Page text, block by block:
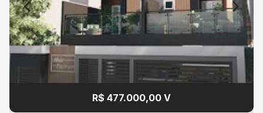
R$ 477.000,00 V